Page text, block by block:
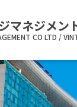
マネジメン
CO LTD /